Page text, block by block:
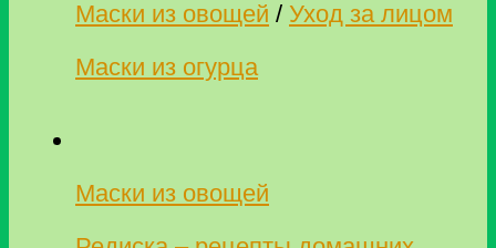
Маски из овощей / Уход за лицом
Маски из огурца
Маски из овощей